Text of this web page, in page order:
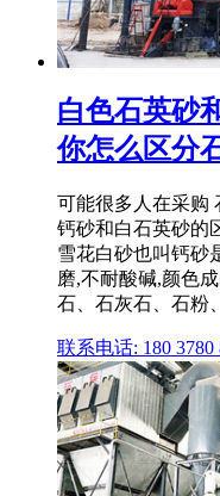
白色石英砂
你怎么区分
可能很多人在采购
钙砂和白石英砂的
雪花白砂也叫钙砂
磨,不耐酸碱,颜色
石、石灰石、石粉
联系电话: 180 3780